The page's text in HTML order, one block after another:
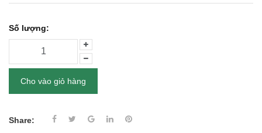
Số lượng:
Cho vào giỏ hàng
Share: